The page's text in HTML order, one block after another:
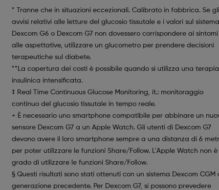
* Tranne che in situazioni eccezionali. Calibrato in fabbrica. Se gli
avvisi relativi alle letture del glucosio tissutale e i valori sul sistema
Dexcom G6 o Dexcom G7 non dovessero corrispondere ai
alle aspettative, utilizzare un glucometro per prendere decisioni
terapeutiche sul diabete.
**La copertura dei costi è possibile quando si utilizza una terapia
insulinica intensificata.
‡ Real Time Continuous Glucose Monitoring, it.: monitoraggio
continuo del glucosio tissutale in tempo reale.
+ È necessario uno smartphone compatibile per abbinare un
sensore Dexcom G7 a un Apple Watch. Gli utenti di Dexcom G7
devono avere il loro smartphone sempre a una distanza di 6
per poter utilizzare le funzioni Share/Follow. L'Apple Watch non è
grado di utilizzare le funzioni Share/Follow.
§ Questi risultati sono stati ottenuti con un sistema Dexcom CGM
generazione precedente. Per Dexcom G7, si possono prevedere